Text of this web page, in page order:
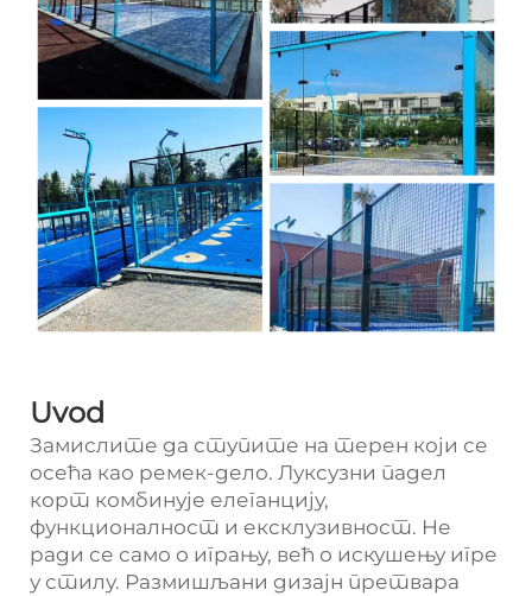
Uvod
Замислите да ступите на терен који се
осећа као ремек-дело. Луксузни падел
корт комбинује елеганцију,
функционалност и ексклузивност. Не
ради се само о игрању, већ о искушењу игре
у стилу. Размишљани дизајн претвара